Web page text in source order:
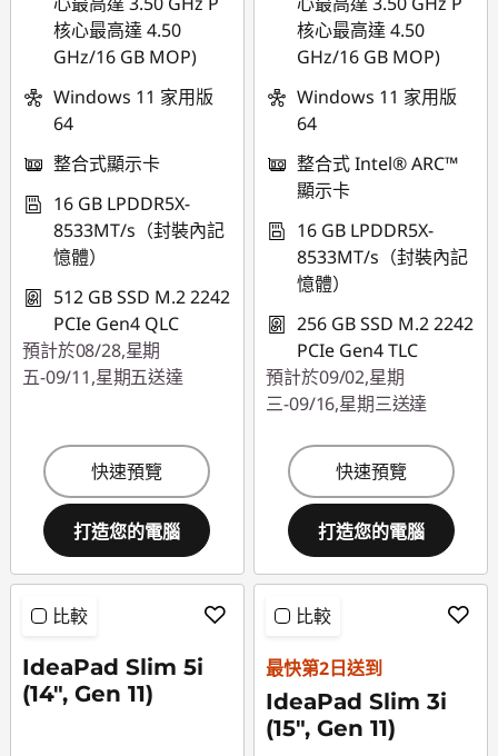
核心最高達 4.50
GHz/16 GB MOP)
Windows 11 家用版
64
整合式顯示卡
16 GB LPDDR5X-
8533MT/s（封裝內記
憶體）
512 GB SSD M.2 2242
PCIe Gen4 QLC
預計於08/28,星期
五-09/11,星期五送達
快速預覽
打造您的電腦
核心最高達 4.50
GHz/16 GB MOP)
Windows 11 家用版
64
整合式 Intel® ARC™
顯示卡
16 GB LPDDR5X-
8533MT/s（封裝內記
憶體）
256 GB SSD M.2 2242
PCIe Gen4 TLC
預計於09/02,星期
三-09/16,星期三送達
快速預覽
打造您的電腦
比較
IdeaPad Slim 5i
(14", Gen 11)
比較
最快第2日送到
IdeaPad Slim 3i
(15", Gen 11)